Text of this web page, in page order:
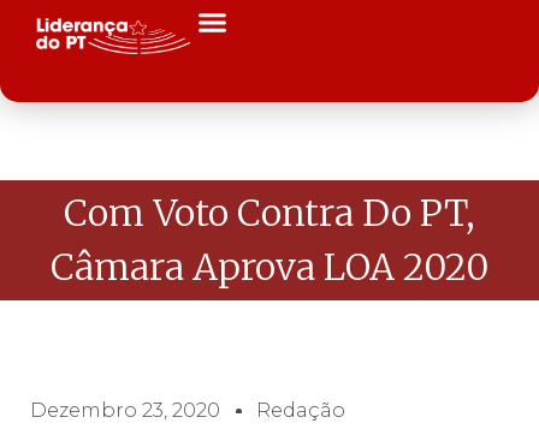
Com Voto Contra Do PT,
Câmara Aprova LOA 2020
Dezembro 23, 2020 Redação